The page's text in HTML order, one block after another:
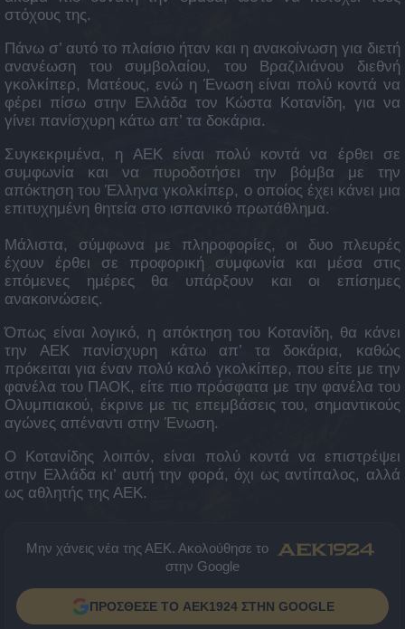
στόχους της.
Πάνω σ’ αυτό το πλαίσιο ήταν και η ανακοίνωση για διετή
ανανέωση του συμβολαίου, του Βραζιλιάνου διεθνή
γκολκίπερ, Ματέους, ενώ η Ένωση είναι πολύ κοντά να
φέρει πίσω στην Ελλάδα τον Κώστα Κοτανίδη, για να
γίνει πανίσχυρη κάτω απ’ τα δοκάρια.
Συγκεκριμένα, η ΑΕΚ είναι πολύ κοντά να έρθει σε
συμφωνία και να πυροδοτήσει την βόμβα με την
απόκτηση του Έλληνα γκολκίπερ, ο οποίος έχει κάνει μια
επιτυχημένη θητεία στο ισπανικό πρωτάθλημα.
Μάλιστα, σύμφωνα με πληροφορίες, οι δυο πλευρές
έχουν έρθει σε προφορική συμφωνία και μέσα στις
επόμενες ημέρες θα υπάρξουν και οι επίσημες
ανακοινώσεις.
Όπως είναι λογικό, η απόκτηση του Κοτανίδη, θα κάνει
την ΑΕΚ πανίσχυρη κάτω απ’ τα δοκάρια, καθώς
πρόκειται για έναν πολύ καλό γκολκίπερ, που είτε με την
φανέλα του ΠΑΟΚ, είτε πιο πρόσφατα με την φανέλα του
Ολυμπιακού, έκρινε με τις επεμβάσεις του, σημαντικούς
αγώνες απέναντι στην Ένωση.
Ο Κοτανίδης λοιπόν, είναι πολύ κοντά να επιστρέψει
στην Ελλάδα κι’ αυτή την φορά, όχι ως αντίπαλος, αλλά
ως αθλητής της ΑΕΚ.
Μην χάνεις νέα της ΑΕΚ. Ακολούθησε το
στην Google
ΠΡΟΣΘΕΣΕ ΤΟ AEK1924 ΣΤΗΝ GOOGLE